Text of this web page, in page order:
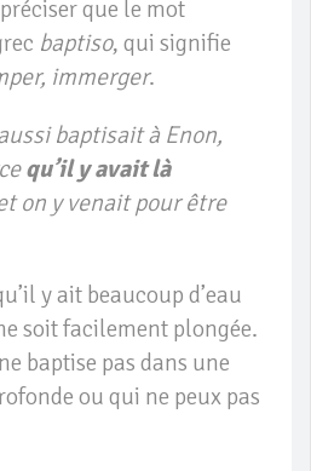
que le mot
baptiso, qui signifie
immerger.
baptisait à Enon,
qu’il y avait là
on y venait pour être
y ait beaucoup d’eau
soit facilement plongée.
baptise pas dans une
ou qui ne peux pas